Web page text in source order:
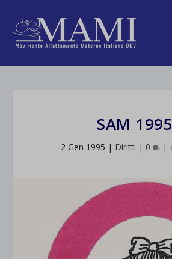
SAM 1995
2 Gen 1995 | Diritti | 0 |